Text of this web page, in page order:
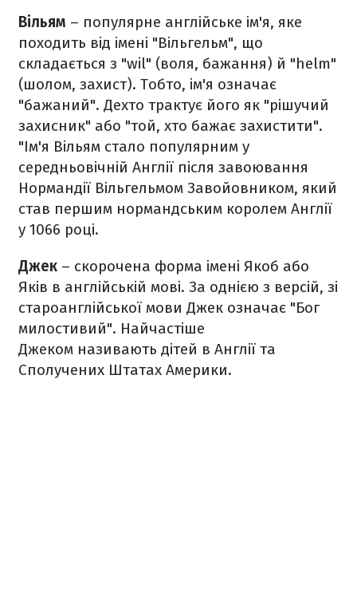
Вільям – популярне англійське ім'я, яке
походить від імені "Вільгельм", що
складається з "wil" (воля, бажання) й "helm"
(шолом, захист). Тобто, ім'я означає
"бажаний". Дехто трактує його як "рішучий
захисник" або "той, хто бажає захистити".
"Ім'я Вільям стало популярним у
середньовічній Англії після завоювання
Нормандії Вільгельмом Завойовником, який
став першим нормандським королем Англії
у 1066 році.
Джек – скорочена форма імені Якоб або
Яків в англійській мові. За однією з версій, зі
староанглійської мови Джек означає "Бог
милостивий". Найчастіше
Джеком називають дітей в Англії та
Сполучених Штатах Америки.